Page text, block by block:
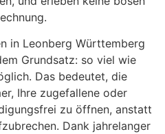
in Leonberg Württemberg
Grundsatz: so viel wie
Das bedeutet, die
Ihre zugefallene oder
zu öffnen, anstatt
Dank jahrelanger